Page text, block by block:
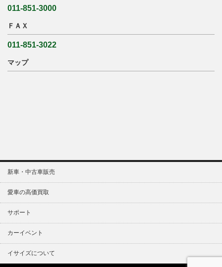
011-851-3000
ＦＡＸ
011-851-3022
マップ
新車・中古車販売
愛車の高価買取
サポート
カーイベント
イサイズについて